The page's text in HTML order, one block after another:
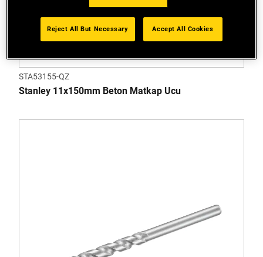
STA53155-QZ
Stanley 11x150mm Beton Matkap Ucu
Reject All But Necessary Accept All Cookies